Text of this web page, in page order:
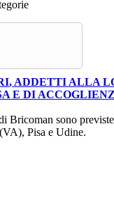
, ADDETTI ALLA
E DI
Bricoman sono
Pisa e Udine.